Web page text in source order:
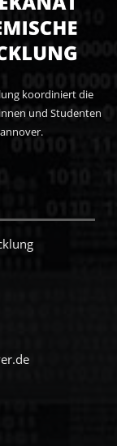
koordiniert die
und Studenten